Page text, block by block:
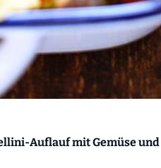
Auflauf mit Gemüse und